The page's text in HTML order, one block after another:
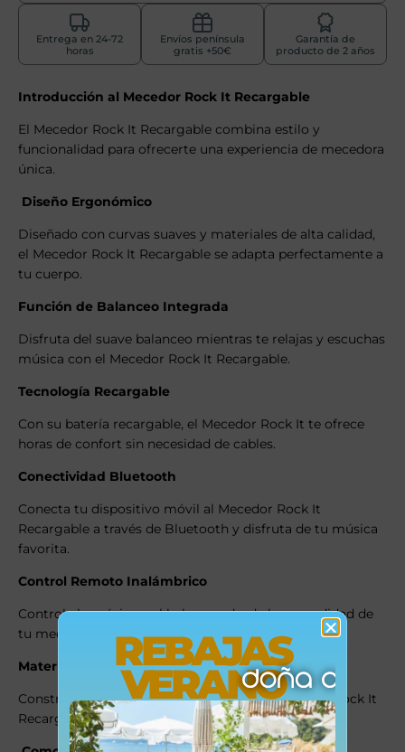
Entrega en 24-72
horas
Envíos península
gratis +50€
Garantía de
producto de 2 años
Introducción al Mecedor Rock It Recargable
El Mecedor Rock It Recargable combina estilo y
funcionalidad para ofrecerte una experiencia de mecedora
única.
Diseño Ergonómico
Diseñado con curvas suaves y materiales de alta calidad,
el Mecedor Rock It Recargable se adapta perfectamente a
tu cuerpo.
Función de Balanceo Integrada
Disfruta del suave balanceo mientras te relajas y escuchas
música con el Mecedor Rock It Recargable.
Tecnología Recargable
Con su batería recargable, el Mecedor Rock It te ofrece
horas de confort sin necesidad de cables.
Conectividad Bluetooth
Conecta tu dispositivo móvil al Mecedor Rock It
Recargable a través de Bluetooth y disfruta de tu música
favorita.
Control Remoto Inalámbrico
Controla la música y el balanceo desde la comodidad de
tu mecedora con el control remoto inalámbrico.
Materiales Duraderos
Construido con materiales duraderos, el Mecedor Rock It
Recargable garantiza años de uso confiable.
REBAJAS
VERANO